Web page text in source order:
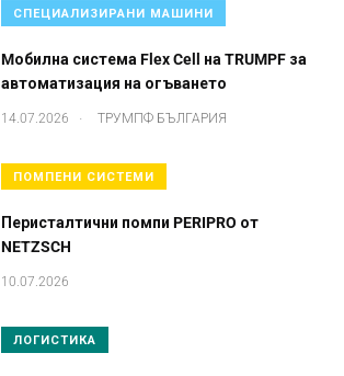
СПЕЦИАЛИЗИРАНИ МАШИНИ
Mобилна система Flex Cell на TRUMPF за
автоматизация на огъването
14.07.2026 ТРУМПФ БЪЛГАРИЯ
ПОМПЕНИ СИСТЕМИ
Перисталтични помпи PERIPRO от
NETZSCH
10.07.2026
ЛОГИСТИКА